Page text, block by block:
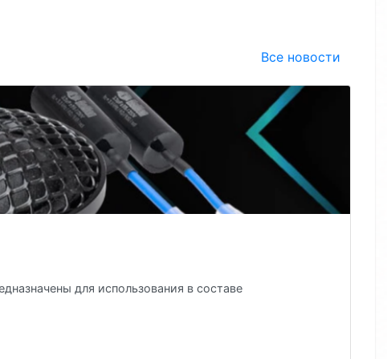
Все новости
громкие СЧ-динамики с ярким характером
СЧ-динамики с ярким характеромНовые середины Avatar —